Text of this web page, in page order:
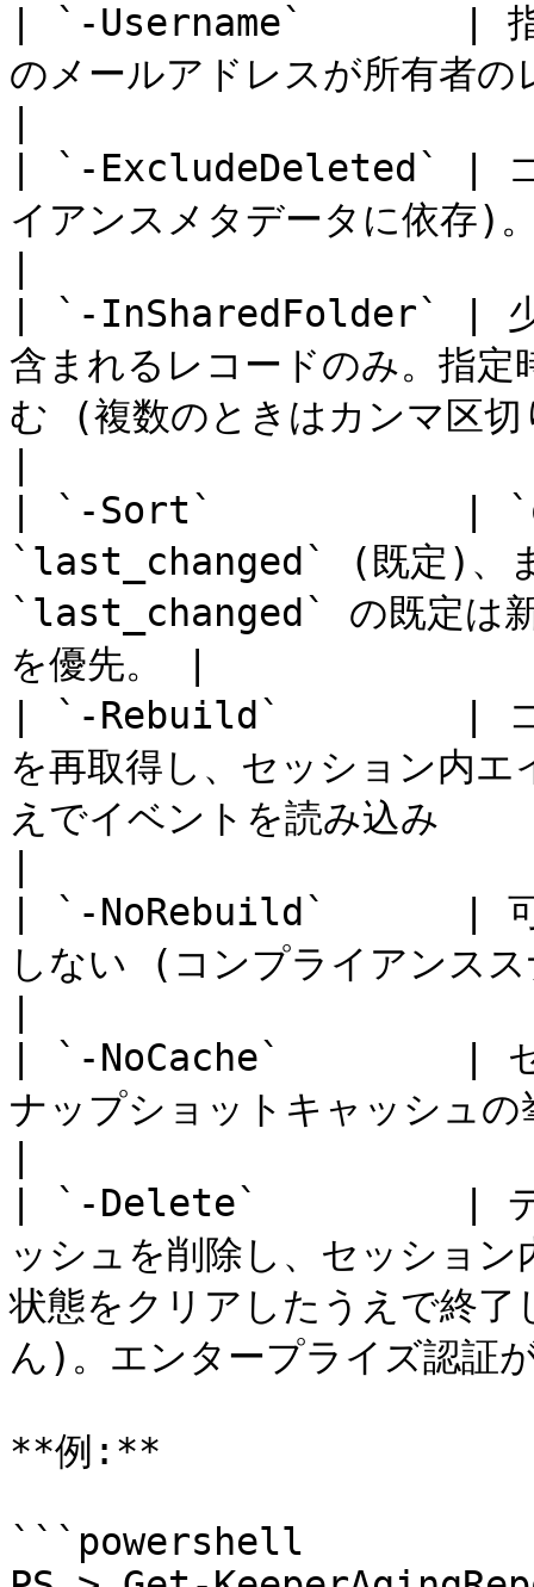
| `-Username`       | 指定
のメールアドレスが所有者の
| `-ExcludeDeleted` | ゴ
イアンスメタデータに依存)
| `-InSharedFolder` | 少
含まれるレコードのみ。指
む (複数のときはカンマ区
| `-Sort`           |
`last_changed` (既定)、
`last_changed` の既定は
を優先。 |
| `-Rebuild`        | コン
を再取得し、セッション内
えでイベントを読み込み
| `-NoRebuild`      | 可能
しない (コンプライアンス
| `-NoCache`        | セッ
ナップショットキャッシュの
| `-Delete`         | ディ
ッシュを削除し、セッショ
状態をクリアしたうえで終
ん)。エンタープライズ認証
**例:**
```powershell